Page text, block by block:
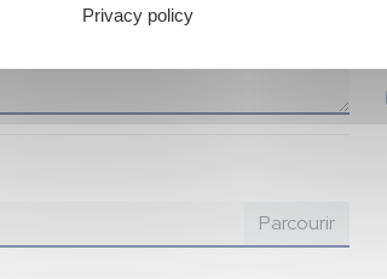
Privacy policy